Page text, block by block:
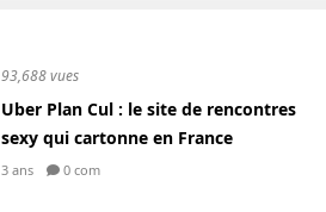
93,688 vues
Uber Plan Cul : le site de rencontres
sexy qui cartonne en France
3 ans 0 com